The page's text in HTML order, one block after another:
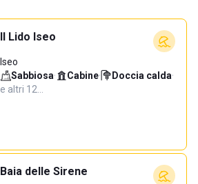
Il Lido Iseo
Iseo
Sabbiosa· Cabine· Doccia calda·
e altri 12…
Baia delle Sirene